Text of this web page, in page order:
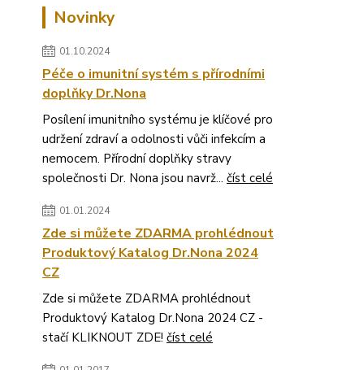
Novinky
01.10.2024
Péče o imunitní systém s přírodními
doplňky Dr.Nona
Posílení imunitního systému je klíčové pro
udržení zdraví a odolnosti vůči infekcím a
nemocem. Přírodní doplňky stravy
společnosti Dr. Nona jsou navrž... číst celé
01.01.2024
Zde si můžete ZDARMA prohlédnout
Produktový Katalog Dr.Nona 2024
CZ
Zde si můžete ZDARMA prohlédnout
Produktový Katalog Dr.Nona 2024 CZ -
stačí KLIKNOUT ZDE! číst celé